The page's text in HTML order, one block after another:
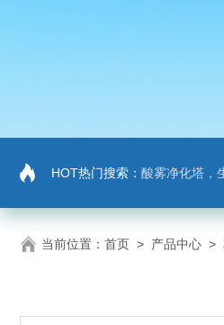
HOT热门搜索： 酸雾净化塔，生
当前位置： 首页 > 产品中心 >